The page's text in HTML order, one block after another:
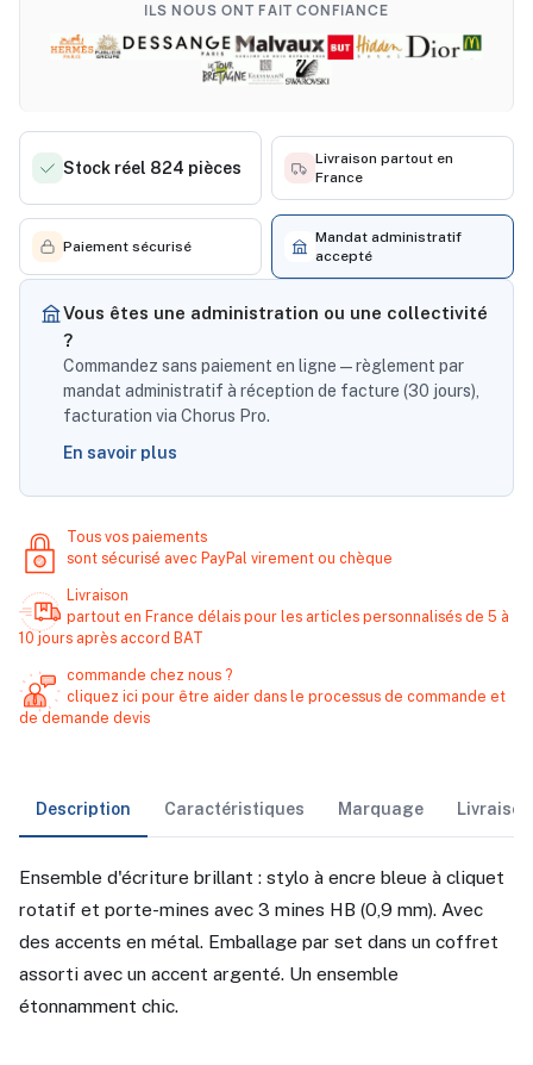
ILS NOUS ONT FAIT CONFIANCE
Stock réel 824 pièces
Livraison partout en
France
Paiement sécurisé
Mandat administratif
accepté
Vous êtes une administration ou une collectivité
?
Commandez sans paiement en ligne — règlement par
mandat administratif à réception de facture (30 jours),
facturation via Chorus Pro.
En savoir plus
Tous vos paiements
sont sécurisé avec PayPal virement ou chèque
Livraison
partout en France délais pour les articles personnalisés de 5 à
10 jours après accord BAT
commande chez nous ?
cliquez ici pour être aider dans le processus de commande et
de demande devis
Description Caractéristiques Marquage
Ensemble d'écriture brillant : stylo à encre bleue à cliquet
rotatif et porte-mines avec 3 mines HB (0,9 mm). Avec
des accents en métal. Emballage par set dans un coffret
assorti avec un accent argenté. Un ensemble
étonnamment chic.